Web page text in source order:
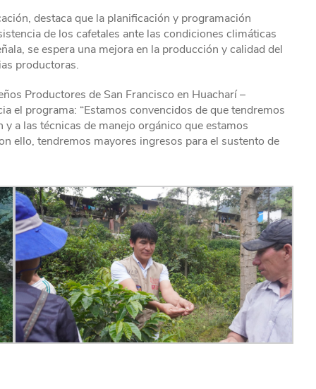
destaca que la planificación y programación
de los cafetales ante las condiciones climáticas
se espera una mejora en la producción y calidad del
productoras.
Productores de San Francisco en Huacharí –
el programa: “Estamos convencidos de que tendremos
a las técnicas de manejo orgánico que estamos
ello, tendremos mayores ingresos para el sustento de